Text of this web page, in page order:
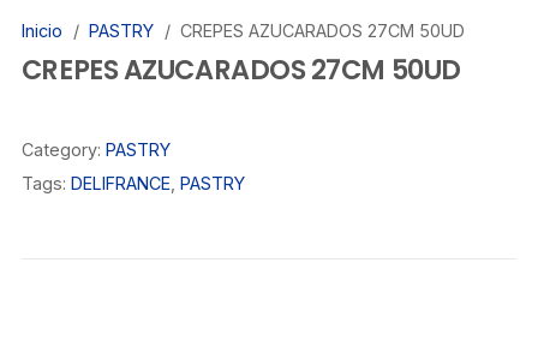
Inicio / PASTRY / CREPES AZUCARADOS 27CM 50UD
CREPES AZUCARADOS 27CM 50UD
Category: PASTRY
Tags: DELIFRANCE, PASTRY